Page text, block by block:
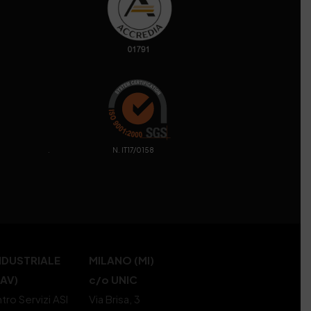
. N. IT17/0158
Servizi ASI
MILANO (MI)
c/o UNIC
Via Brisa, 3